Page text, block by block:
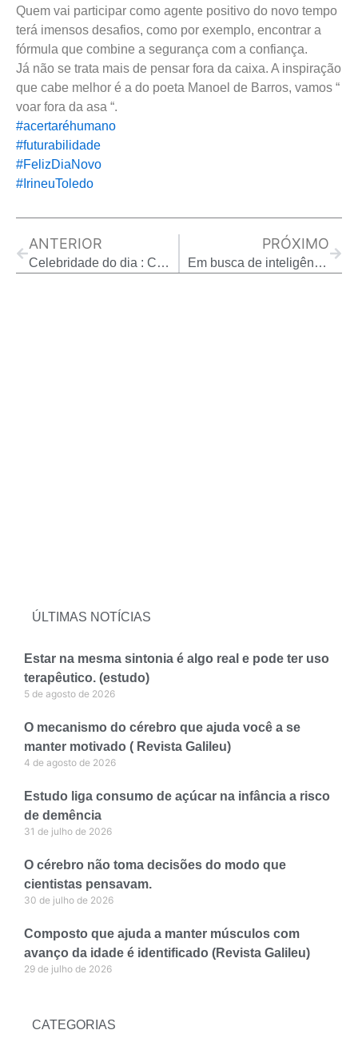
Quem vai participar como agente positivo do novo tempo
terá imensos desafios, como por exemplo, encontrar a
fórmula que combine a segurança com a confiança.
Já não se trata mais de pensar fora da caixa. A inspiração
que cabe melhor é a do poeta Manoel de Barros, vamos “
voar fora da asa “.
#acertaréhumano
#futurabilidade
#FelizDiaNovo
#IrineuToledo
ANTERIOR
Celebridade do dia : Charles Duhigg. O poder do hábito.
PRÓXIMO
Em busca de inteligência e repertório, empresas contratam “sessentões” para agregar valor.
ÚLTIMAS NOTÍCIAS
Estar na mesma sintonia é algo real e pode ter uso
terapêutico. (estudo)
5 de agosto de 2026
O mecanismo do cérebro que ajuda você a se
manter motivado ( Revista Galileu)
4 de agosto de 2026
Estudo liga consumo de açúcar na infância a risco
de demência
31 de julho de 2026
O cérebro não toma decisões do modo que
cientistas pensavam.
30 de julho de 2026
Composto que ajuda a manter músculos com
avanço da idade é identificado (Revista Galileu)
29 de julho de 2026
CATEGORIAS